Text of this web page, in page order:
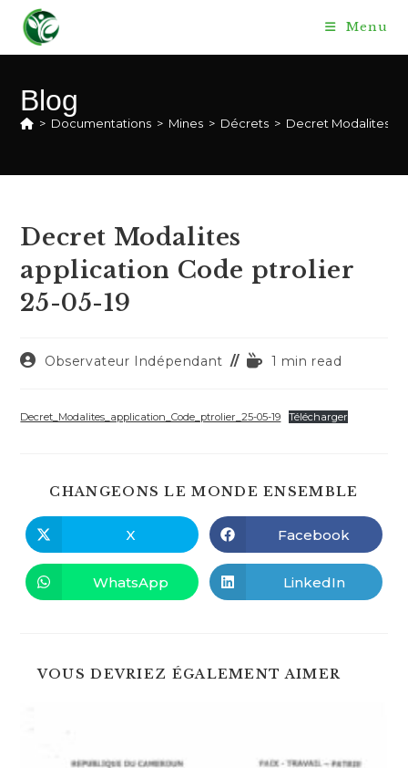
content
Menu
Blog
> Documentations > Mines > Décrets > Decret Modalites
Decret Modalites
application Code ptrolier
25-05-19
Auteur/autrice
publication :
Observateur Indépendant
Temps1 min read
Decret_Modalites_application_Code_ptrolier_25-05-19 Télécharger
CHANGEONS LE MONDE ENSEMBLE
Ouvrir
dans
une
autre
fenêtre
X Ouvrir
dans
une
autre
fenêtre
Facebook
Ouvrir
dans
WhatsApp Ouvrir
dans
LinkedIn
VOUS DEVRIEZ ÉGALEMENT AIMER